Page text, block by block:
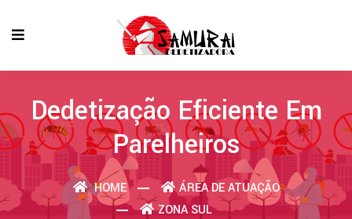
Dedetização Eficiente Em
Parelheiros
HOME
ÁREA DE ATUAÇÃO
ZONA SUL